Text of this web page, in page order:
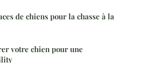
de chiens pour la chasse à la
votre chien pour une